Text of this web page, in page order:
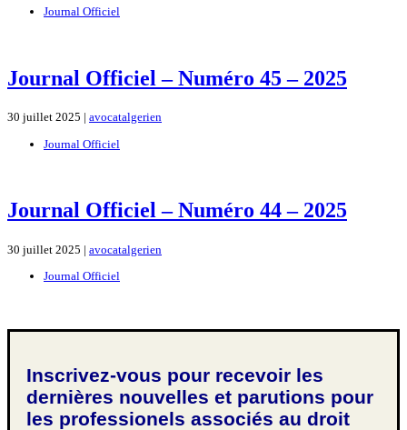
Journal Officiel
Journal Officiel – Numéro 45 – 2025
30 juillet 2025 | avocatalgerien
Journal Officiel
Journal Officiel – Numéro 44 – 2025
30 juillet 2025 | avocatalgerien
Journal Officiel
Inscrivez-vous pour recevoir les
dernières nouvelles et parutions pour
les professionels associés au droit